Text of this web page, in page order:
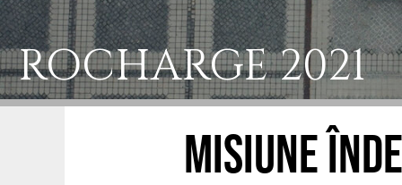
ROCHARGE 2021
MISIUNE